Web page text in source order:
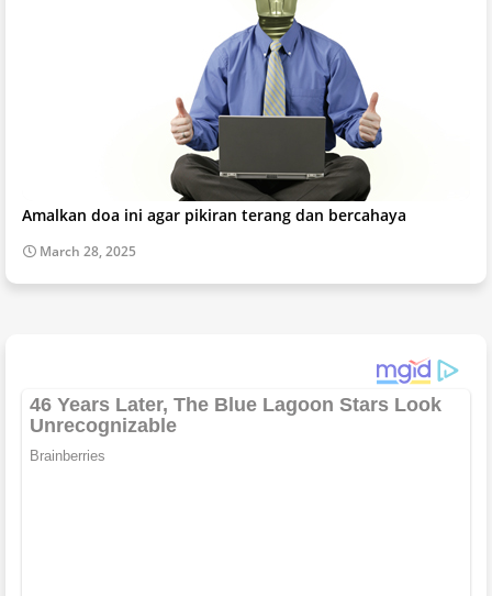
Amalkan doa ini agar pikiran terang dan bercahaya
March 28, 2025